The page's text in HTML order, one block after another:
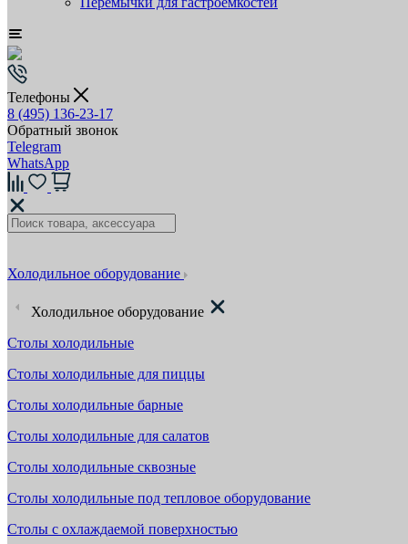
Телефоны
8 (495) 136-23-17
Обратный звонок
Telegram
WhatsApp
Холодильное оборудование
Холодильное оборудование
Столы холодильные
Столы холодильные для пиццы
Столы холодильные барные
Столы холодильные для салатов
Столы холодильные сквозные
Столы холодильные под тепловое оборудование
Столы с охлаждаемой поверхностью